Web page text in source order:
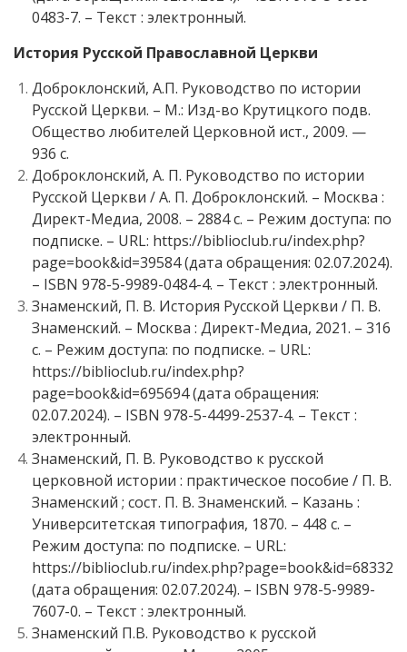
0483-7. – Текст : электронный.
История Русской Православной Церкви
Доброклонский, А.П. Руководство по истории
Русской Церкви. – М.: Изд-во Крутицкого подв.
Общество любителей Церковной ист., 2009. —
936 с.
Доброклонский, А. П. Руководство по истории
Русской Церкви / А. П. Доброклонский. – Москва :
Директ-Медиа, 2008. – 2884 с. – Режим доступа: по
подписке. – URL: https://biblioclub.ru/index.php?
page=book&id=39584 (дата обращения: 02.07.2024).
– ISBN 978-5-9989-0484-4. – Текст : электронный.
Знаменский, П. В. История Русской Церкви / П. В.
Знаменский. – Москва : Директ-Медиа, 2021. – 316
с. – Режим доступа: по подписке. – URL:
https://biblioclub.ru/index.php?
page=book&id=695694 (дата обращения:
02.07.2024). – ISBN 978-5-4499-2537-4. – Текст :
электронный.
Знаменский, П. В. Руководство к русской
церковной истории : практическое пособие / П. В.
Знаменский ; сост. П. В. Знаменский. – Казань :
Университетская типография, 1870. – 448 с. –
Режим доступа: по подписке. – URL:
https://biblioclub.ru/index.php?page=book&id=68332
(дата обращения: 02.07.2024). – ISBN 978-5-9989-
7607-0. – Текст : электронный.
Знаменский П.В. Руководство к русской